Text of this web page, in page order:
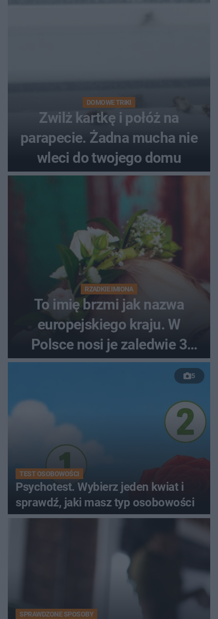
DOMOWE TRIKI
Zwilż kartkę i połóż na
parapecie. Żadna mucha nie
wleci do twojego domu
RZADKIE IMIONA
To imię brzmi jak nazwa
europejskiego kraju. W
Polsce nosi je zaledwie 3
kobiety
5
TEST OSOBOWOŚCI
Psychotest. Wybierz jeden kwiat i
sprawdź, jaki masz typ osobowości
SPRAWDZONE SPOSOBY